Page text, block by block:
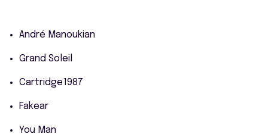
André Manoukian
Grand Soleil
Cartridge1987
Fakear
You Man